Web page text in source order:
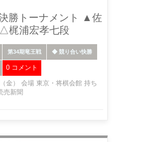
勝トーナメント ▲佐
梶浦宏孝七段
第34期竜王戦 ◆ 競り合い快勝
0 コメント
金） 会場 東京・将棋会館 持ち
売新聞